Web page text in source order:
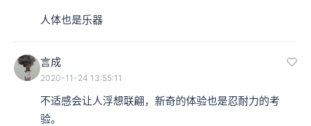
人体也是乐器
言成
2020-11-24 13:55:11
不适感会让人浮想联翩，新奇的体验也是忍耐力的考
验。